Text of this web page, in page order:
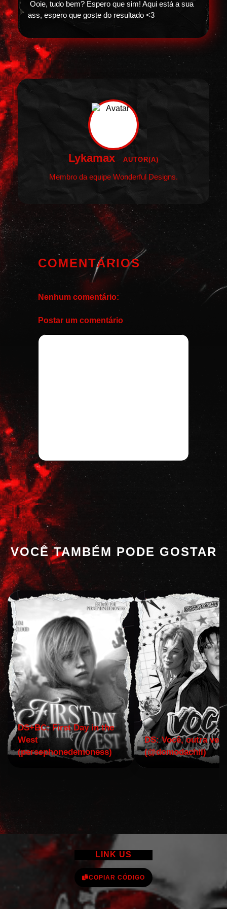
Ooie, tudo bem? Espero que sim! Aqui está a sua
ass, espero que goste do resultado <3
Lykamax AUTOR(A)
Membro da equipe Wonderful Designs.
COMENTÁRIOS
Nenhum comentário:
Postar um comentário
VOCÊ TAMBÉM PODE GOSTAR
DS+BC: First Day in the
West
(persephonedemoness)
DS: Você, outra vez!
(@domodachii)
LINK US
COPIAR CÓDIGO